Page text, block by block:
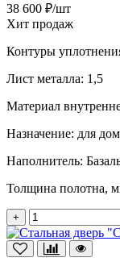
38 600 ₽/шт
Хит продаж
Контуры
Лист металла: 1,5
Материал
Назначение: для
Наполнитель:
Толщина полотна,
+